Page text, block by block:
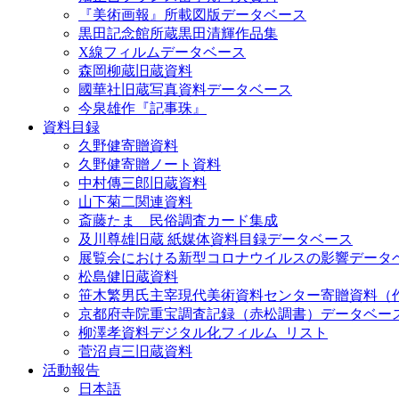
『美術画報』所載図版データベース
黒田記念館所蔵黒田清輝作品集
X線フィルムデータベース
森岡柳蔵旧蔵資料
國華社旧蔵写真資料データベース
今泉雄作『記事珠』
資料目録
久野健寄贈資料
久野健寄贈ノート資料
中村傳三郎旧蔵資料
山下菊二関連資料
斎藤たま 民俗調査カード集成
及川尊雄旧蔵 紙媒体資料目録データベース
展覧会における新型コロナウイルスの影響データ
松島健旧蔵資料
笹木繁男氏主宰現代美術資料センター寄贈資料（
京都府寺院重宝調査記録（赤松調書）データベー
柳澤孝資料デジタル化フィルム_リスト
菅沼貞三旧蔵資料
活動報告
日本語